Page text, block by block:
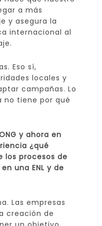
a más
y asegura la
internacional al
Eso sí,
locales y
campañas. Lo
no tiene por qué
y ahora en
¿qué
los procesos de
una ENL y de
Las empresas
creación de